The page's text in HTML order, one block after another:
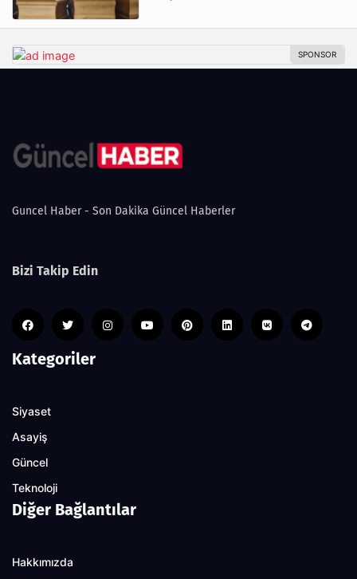
Guncel Haber - Son Dakika Güncel Haberler
Bizi Takip Edin
Kategoriler
Siyaset
Asayiş
Güncel
Teknoloji
Diğer Bağlantılar
Hakkımızda